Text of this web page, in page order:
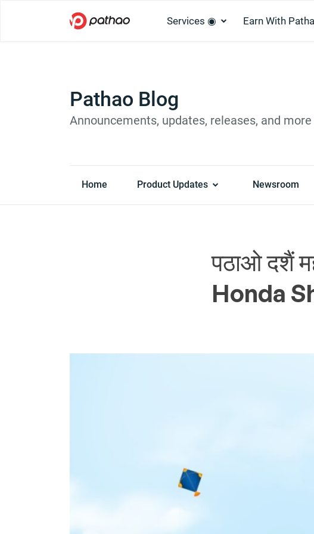
Services ◉ Earn With
Pathao Blog
Announcements, updates, releases, and more
Home Product Updates Newsroom
पठाओ दशैं
Honda